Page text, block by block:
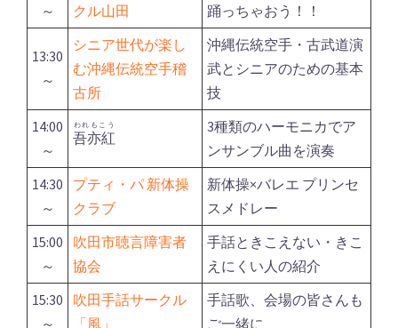
～
クル山田
踊っちゃおう！！
13:30
～
シニア世代が楽し
む沖縄伝統空手稽
古所
沖縄伝統空手・古武道演
武とシニアのための基本
技
14:00
～
吾亦紅
われもこう
3種類のハーモニカでア
ンサンブル曲を演奏
14:30
～
プティ・パ 新体操
クラブ
新体操×バレエ プリンセ
スメドレー
15:00
～
吹田市聴言障害者
協会
手話ときこえない・きこ
えにくい人の紹介
15:30
～
吹田手話サークル
「風」
手話歌、会場の皆さんも
ご一緒に